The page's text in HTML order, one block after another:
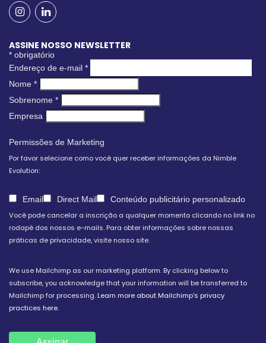
ASSINE NOSSO NEWSLETTER
* obrigatório
Endereço de e-mail *
Nome *
Sobrenome *
Empresa
Permissões de Marketing
Por favor selecione como você quer receber informações da Nimble
Evolution:
Email Direct Mail
Conteúdo publicitário personalizado
Você pode cancelar a inscrição a qualquer momento clicando no link no
rodapé dos nossos e-mails. Para obter informações sobre nossas
práticas de privacidade, visite nosso site.
We use Mailchimp as our marketing platform. By clicking below to
subscribe, you acknowledge that your information will be transferred to
Mailchimp for processing.Learn more about Mailchimp's privacy
practices here.